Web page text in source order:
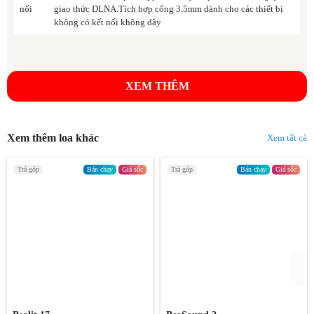
25mm, tất cả đều là các driver cao cấp do chính Dynaudio chế tác, vốn
được sử dụng trên các dòng loa hi-end của hãng. Trong đó, củ loa
góp phần tạo nên danh tiếng của các loa Dynaudio.
nối
giao thức DLNA.Tích hợp cổng 3.5mm dành cho các thiết bị
không có kết nối không dây
XEM THÊM
Xem thêm loa khác Xem tất cả
Bán chạy Giá sốc
Trả góp Bán chạy Giá sốc
Trả góp